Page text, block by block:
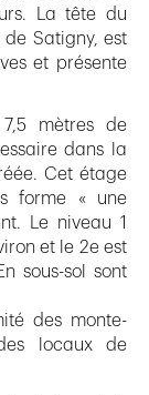
La tête du
Satigny, est
et présente
mètres de
dans la
Cet étage
forme « une
Le niveau 1
et le 2e est
sous-sol sont
des monte-
locaux de